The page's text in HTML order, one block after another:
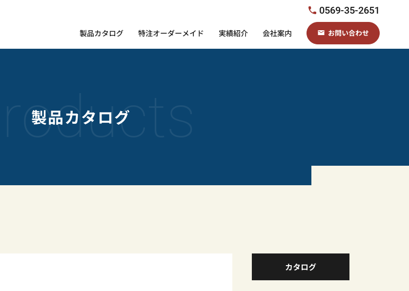
0569-35-2651
製品カタログ 特注オーダーメイド 実績紹介 会社案内 お問い合わせ
Products
製品カタログ
カタログ